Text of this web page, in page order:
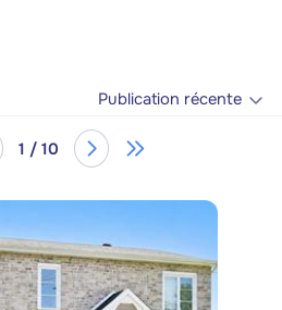
Publication récente
1 / 10